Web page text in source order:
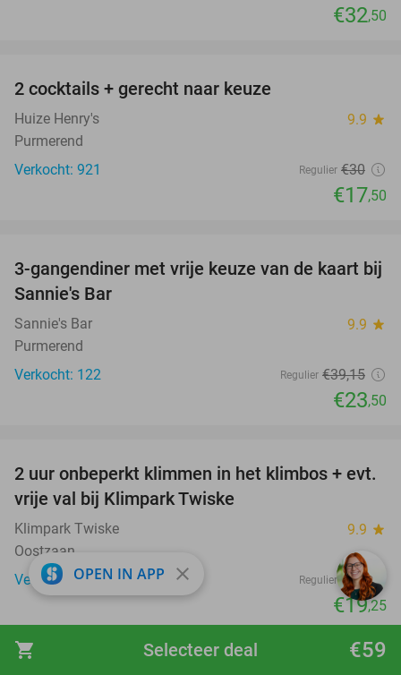
shopping_cart €59
Selecteer deal
€32,50
2 cocktails + gerecht naar keuze
Huize Henry's 9.9 star
Purmerend
Verkocht: 921
Regulier €30
€17,50
40%
3-gangendiner met vrije keuze van de kaart bij
Sannie's Bar
Sannie's Bar 9.9 star
Purmerend
Verkocht: 122
Regulier €39,15
€23,50
23%
2 uur onbeperkt klimmen in het klimbos + evt.
vrije val bij Klimpark Twiske
Klimpark Twiske 9.9 star
Oostzaan
Verkocht: 1.218
Regulier €25
€19,25
OPEN IN APP close